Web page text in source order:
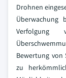
Drohnen
Bewertung von
zu